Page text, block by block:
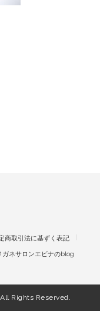
商取引法に基ずく表記
ガネサロンエビナのblog
Rights Reserved.